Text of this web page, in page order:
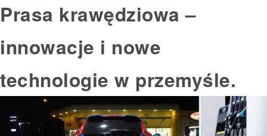
Prasa krawędziowa –
innowacje i nowe
technologie w przemyśle.